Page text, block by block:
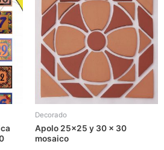
Decorado
Apolo 25×25 y 30 x 30
mosaico